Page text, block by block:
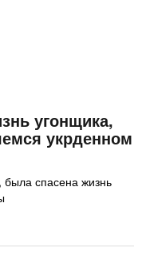
угонщика,
укрденном
была спасена жизнь